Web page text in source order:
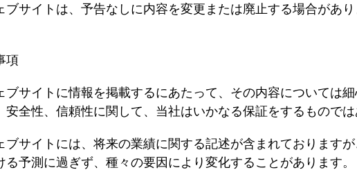
ブサイトは、予告なしに内容を変更または廃止する場合があ
項
ブサイトに情報を掲載するにあたって、その内容については
安全性、信頼性に関して、当社はいかなる保証をするものでは
ブサイトには、将来の業績に関する記述が含まれております
る予測に過ぎず、種々の要因により変化することがあります。